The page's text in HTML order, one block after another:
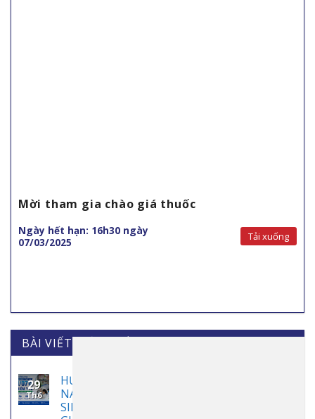
Mời tham gia chào giá thuốc
Ngày hết hạn: 16h30 ngày
07/03/2025
Tải xuống
BÀI VIẾT MỚI NHẤT
29
Th6
HƯỞNG ỨNG NGÀY BẢO HIỂM Y TẾ VIỆT
NAM 01/7: BẢO HIỂM Y TẾ – ĐIỂM TỰA AN
SINH, CHÌA KHÓA BẢO VỆ SỨC KHỎE MỖI